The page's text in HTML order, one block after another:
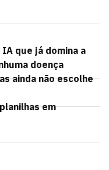
que já domina a
doença
ainda não escolhe
em